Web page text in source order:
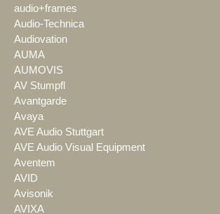
audio+frames
Audio-Technica
Audiovation
AUMA
AUMOVIS
AV Stumpfl
Avantgarde
Avaya
AVE Audio Stuttgart
AVE Audio Visual Equipment
Aventem
AVID
Avisonik
AVIXA